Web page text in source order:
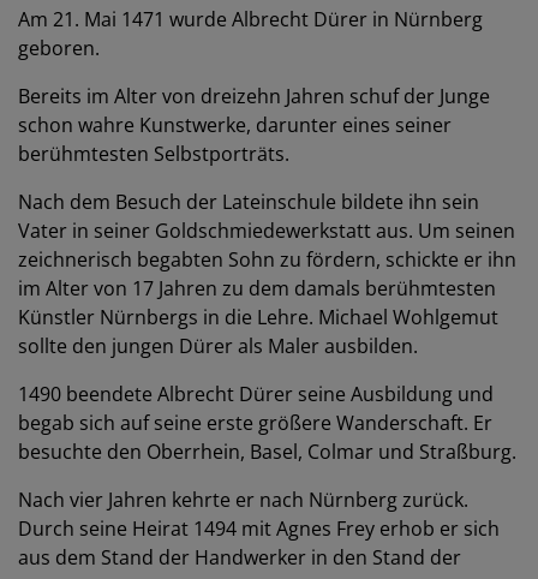
Am 21. Mai 1471 wurde Albrecht Dürer in Nürnberg
geboren.
Bereits im Alter von dreizehn Jahren schuf der Junge
schon wahre Kunstwerke, darunter eines seiner
berühmtesten Selbstporträts.
Nach dem Besuch der Lateinschule bildete ihn sein
Vater in seiner Goldschmiedewerkstatt aus. Um seinen
zeichnerisch begabten Sohn zu fördern, schickte er ihn
im Alter von 17 Jahren zu dem damals berühmtesten
Künstler Nürnbergs in die Lehre. Michael Wohlgemut
sollte den jungen Dürer als Maler ausbilden.
1490 beendete Albrecht Dürer seine Ausbildung und
begab sich auf seine erste größere Wanderschaft. Er
besuchte den Oberrhein, Basel, Colmar und Straßburg.
Nach vier Jahren kehrte er nach Nürnberg zurück.
Durch seine Heirat 1494 mit Agnes Frey erhob er sich
aus dem Stand der Handwerker in den Stand der